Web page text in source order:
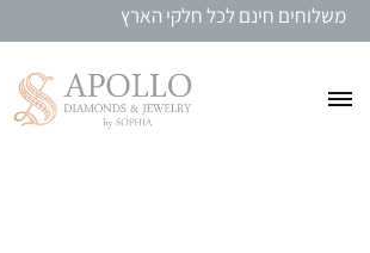
משלוחים חינם לכל חלקי הארץ